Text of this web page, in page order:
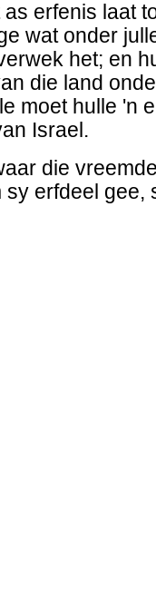
erfenis laat
wat onder
het; en
die land
moet hulle 'n
Israel.
die
sy erfdeel gee,